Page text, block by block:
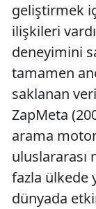
geliştirmek
ilişkileri
deneyimini
tamamen
saklanan
ZapMeta
arama
uluslararası
fazla ülkede
dünyada